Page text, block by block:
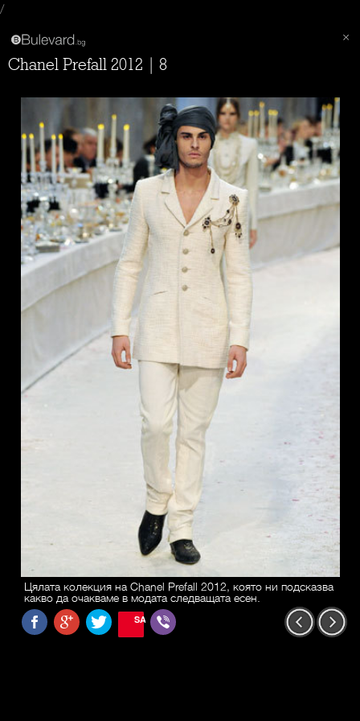
/
Chanel Prefall 2012 | 8
Цялата колекция на Chanel Prefall 2012, която ни подсказва
какво да очакваме в модата следващата есен.
SAVE